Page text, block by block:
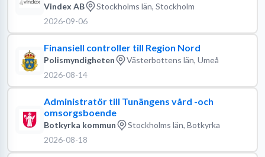
Vindex AB
Stockholms län, Stockholm
2026-09-06
Finansiell controller till Region Nord
Polismyndigheten
Västerbottens län, Umeå
2026-08-14
Administratör till Tunängens vård -och
omsorgsboende
Botkyrka kommun
Stockholms län, Botkyrka
2026-08-18